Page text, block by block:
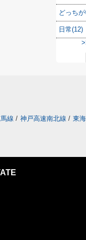
どっち
日常(12)
線 / 神戸高速南北線 / 東